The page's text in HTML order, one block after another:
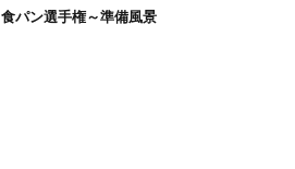
食パン選手権～準備風景